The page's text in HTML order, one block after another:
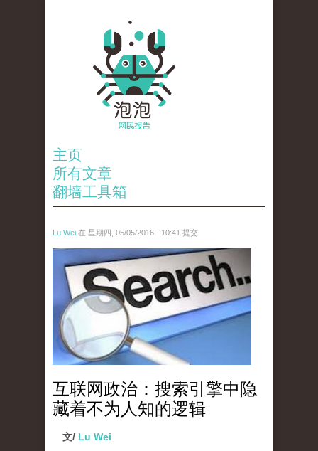
主页
所有文章
翻墙工具箱
Lu Wei 在 星期四, 05/05/2016 - 10:41 提交
wen_tou_tu_3.jpeg
互联网政治：搜索引擎中隐
藏着不为人知的逻辑
文/ Lu Wei